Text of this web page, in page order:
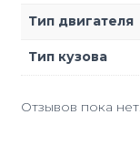
Тип двигателя
Тип кузова
Отзывов пока нет.